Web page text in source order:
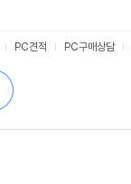
PC견적 PC구매상담